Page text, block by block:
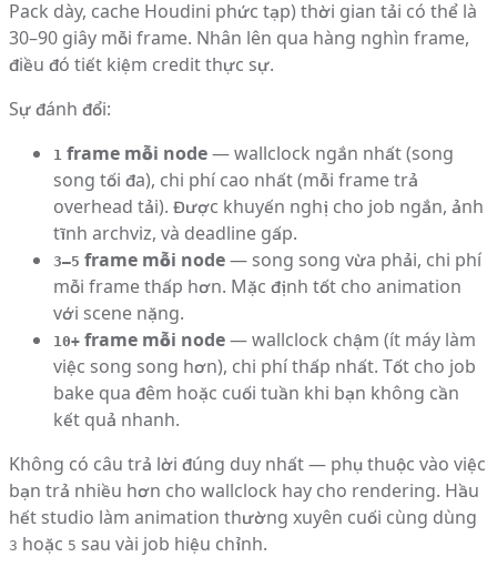
Pack dày, cache Houdini phức tạp) thời gian tải có thể là
30–90 giây mỗi frame. Nhân lên qua hàng nghìn frame,
điều đó tiết kiệm credit thực sự.
Sự đánh đổi:
1 frame mỗi node— wallclock ngắn nhất (song
song tối đa), chi phí cao nhất (mỗi frame trả
overhead tải). Được khuyến nghị cho job ngắn, ảnh
tĩnh archviz, và deadline gấp.
3–5 frame mỗi node— song song vừa phải, chi phí
mỗi frame thấp hơn. Mặc định tốt cho animation
với scene nặng.
10+ frame mỗi node— wallclock chậm (ít máy làm
việc song song hơn), chi phí thấp nhất. Tốt cho job
bake qua đêm hoặc cuối tuần khi bạn không cần
kết quả nhanh.
Không có câu trả lời đúng duy nhất — phụ thuộc vào việc
bạn trả nhiều hơn cho wallclock hay cho rendering. Hầu
hết studio làm animation thường xuyên cuối cùng dùng
3 hoặc 5 sau vài job hiệu chỉnh.